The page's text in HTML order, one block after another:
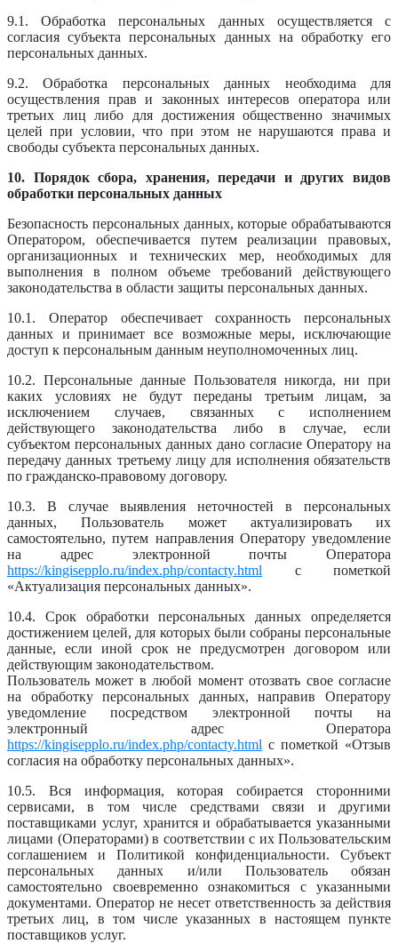
9.1. Обработка персональных данных осуществляется с
согласия субъекта персональных данных на обработку его
персональных данных.
9.2. Обработка персональных данных необходима для
осуществления прав и законных интересов оператора или
третьих лиц либо для достижения общественно значимых
целей при условии, что при этом не нарушаются права и
свободы субъекта персональных данных.
10. Порядок сбора, хранения, передачи и других видов
обработки персональных данных
Безопасность персональных данных, которые обрабатываются
Оператором, обеспечивается путем реализации правовых,
организационных и технических мер, необходимых для
выполнения в полном объеме требований действующего
законодательства в области защиты персональных данных.
10.1. Оператор обеспечивает сохранность персональных
данных и принимает все возможные меры, исключающие
доступ к персональным данным неуполномоченных лиц.
10.2. Персональные данные Пользователя никогда, ни при
каких условиях не будут переданы третьим лицам, за
исключением случаев, связанных с исполнением
действующего законодательства либо в случае, если
субъектом персональных данных дано согласие Оператору на
передачу данных третьему лицу для исполнения обязательств
по гражданско-правовому договору.
10.3. В случае выявления неточностей в персональных
данных, Пользователь может актуализировать их
самостоятельно, путем направления Оператору уведомление
на адрес электронной почты Оператора
https://kingisepplo.ru/index.php/contacty.html с пометкой
«Актуализация персональных данных».
10.4. Срок обработки персональных данных определяется
достижением целей, для которых были собраны персональные
данные, если иной срок не предусмотрен договором или
действующим законодательством.
Пользователь может в любой момент отозвать свое согласие
на обработку персональных данных, направив Оператору
уведомление посредством электронной почты на
электронный адрес Оператора
https://kingisepplo.ru/index.php/contacty.html с пометкой «Отзыв
согласия на обработку персональных данных».
10.5. Вся информация, которая собирается сторонними
сервисами, в том числе средствами связи и другими
поставщиками услуг, хранится и обрабатывается указанными
лицами (Операторами) в соответствии с их Пользовательским
соглашением и Политикой конфиденциальности. Субъект
персональных данных и/или Пользователь обязан
самостоятельно своевременно ознакомиться с указанными
документами. Оператор не несет ответственность за действия
третьих лиц, в том числе указанных в настоящем пункте
поставщиков услуг.